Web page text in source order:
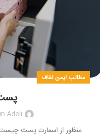
مطالب ایمن لفاف
Adeli
منظور از اسمارت پست